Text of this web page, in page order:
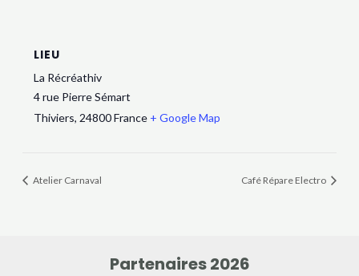
LIEU
La Récréathiv
4 rue Pierre Sémart
Thiviers, 24800 France + Google Map
Atelier Carnaval Café Répare Electro
Partenaires 2026